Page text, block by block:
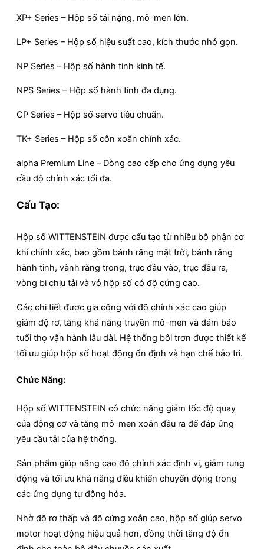
XP+ Series – Hộp số tải nặng, mô-men lớn.
LP+ Series – Hộp số hiệu suất cao, kích thước nhỏ gọn.
NP Series – Hộp số hành tinh kinh tế.
NPS Series – Hộp số hành tinh đa dụng.
CP Series – Hộp số servo tiêu chuẩn.
TK+ Series – Hộp số côn xoắn chính xác.
alpha Premium Line – Dòng cao cấp cho ứng dụng yêu
cầu độ chính xác tối đa.
Cấu Tạo:
Hộp số WITTENSTEIN được cấu tạo từ nhiều bộ phận cơ
khí chính xác, bao gồm bánh răng mặt trời, bánh răng
hành tinh, vành răng trong, trục đầu vào, trục đầu ra,
vòng bi chịu tải và vỏ hộp số có độ cứng cao.
Các chi tiết được gia công với độ chính xác cao giúp
giảm độ rơ, tăng khả năng truyền mô-men và đảm bảo
tuổi thọ vận hành lâu dài. Hệ thống bôi trơn được thiết kế
tối ưu giúp hộp số hoạt động ổn định và hạn chế bảo trì.
Chức Năng:
Hộp số WITTENSTEIN có chức năng giảm tốc độ quay
của động cơ và tăng mô-men xoắn đầu ra để đáp ứng
yêu cầu tải của hệ thống.
Sản phẩm giúp nâng cao độ chính xác định vị, giảm rung
động và tối ưu khả năng điều khiển chuyển động trong
các ứng dụng tự động hóa.
Nhờ độ rơ thấp và độ cứng xoắn cao, hộp số giúp servo
motor hoạt động hiệu quả hơn, đồng thời tăng độ ổn